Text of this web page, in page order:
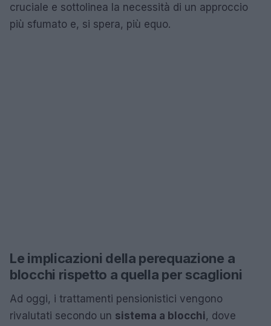
cruciale e sottolinea la necessità di un approccio
più sfumato e, si spera, più equo.
Le implicazioni della perequazione a
blocchi rispetto a quella per scaglioni
Ad oggi, i trattamenti pensionistici vengono
rivalutati secondo un sistema a blocchi, dove